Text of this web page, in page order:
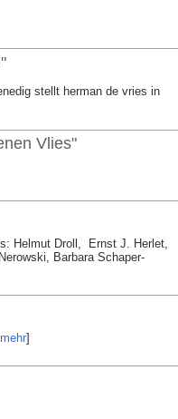
stellt herman de vries in
Vlies"
Helmut Droll, Ernst J. Herlet,
Barbara Schaper-
mehr]